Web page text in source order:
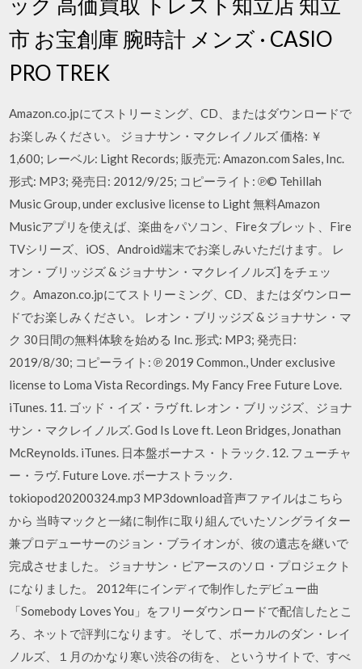
市 お宝創庫 腕時計 メンズ · CASIO
PRO TREK
Amazon.co.jpにてストリーミング、CD、またはダウンロードで
お楽しみください。 ジョナサン・マクレイノルズ 価格: ￥
1,600; レーベル: Light Records; 販売元: Amazon.com Sales, Inc.
形式: MP3; 発売日: 2012/9/25; コピーライト: ℗© Tehillah
Music Group, under exclusive license to Light 無料Amazon
Musicアプリを使えば、楽曲をパソコン、Fireタブレット、Fire
TVシリーズ、iOS、Android端末でお楽しみいただけます。 レ
オン・ブリッジズ & ジョナサン・マクレイノルズ] をチェッ
ク。Amazon.co.jpにてストリーミング、CD、またはダウンロー
ドでお楽しみください。 レオン・ブリッジズ & ジョナサン・マ
ク 30日間の無料体験を始める Inc. 形式: MP3; 発売日:
2019/8/30; コピーライト: ℗ 2019 Common., Under exclusive
license to Loma Vista Recordings. My Fancy Free Future Love.
iTunes. 11. ゴッド・イズ・ラヴ ft. レオン・ブリッジズ、ジョナ
サン・マクレイノルズ. God Is Love ft. Leon Bridges, Jonathan
McReynolds. iTunes. 日本盤ボーナス・トラック. 12. フューチャ
ー・ラヴ. Future Love. ボーナストラック.
tokiopod20200324.mp3 MP3download音声ファイルはこちら
から 当時マックと一緒に制作に取り組んでいたソングライター
兼プロデューサーのジョン・ブライオンが、彼の遺志を継いで
完成させました。 ジョナサン・ピアースのソロ・プロジェクト
になりました。 2012年にインディで制作したデビュー曲
「Somebody Loves You」をフリーダウンロードで配信したとこ
ろ、ネットで評判になります。 そして、ボーカルのダン・レイ
ノルズ、１月のかなり寒い渋谷の街を、 というサイトで、すべ